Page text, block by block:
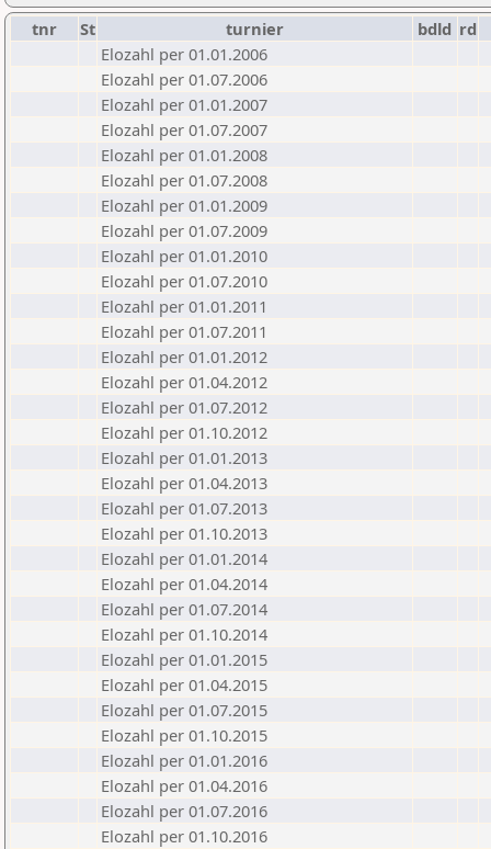
tnr St turnier bdld rd
Elozahl per 01.01.2006
Elozahl per 01.07.2006
Elozahl per 01.01.2007
Elozahl per 01.07.2007
Elozahl per 01.01.2008
Elozahl per 01.07.2008
Elozahl per 01.01.2009
Elozahl per 01.07.2009
Elozahl per 01.01.2010
Elozahl per 01.07.2010
Elozahl per 01.01.2011
Elozahl per 01.07.2011
Elozahl per 01.01.2012
Elozahl per 01.04.2012
Elozahl per 01.07.2012
Elozahl per 01.10.2012
Elozahl per 01.01.2013
Elozahl per 01.04.2013
Elozahl per 01.07.2013
Elozahl per 01.10.2013
Elozahl per 01.01.2014
Elozahl per 01.04.2014
Elozahl per 01.07.2014
Elozahl per 01.10.2014
Elozahl per 01.01.2015
Elozahl per 01.04.2015
Elozahl per 01.07.2015
Elozahl per 01.10.2015
Elozahl per 01.01.2016
Elozahl per 01.04.2016
Elozahl per 01.07.2016
Elozahl per 01.10.2016